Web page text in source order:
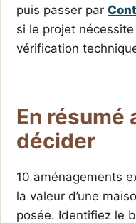
puis passer par
si le projet
vérification
En résumé
décider
10 aménagements
la valeur d’une
posée. Identifiez le